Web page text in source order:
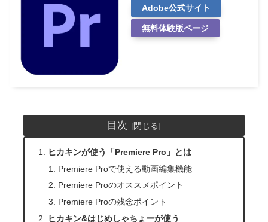
Adobe公式サイト
無料体験版ページ
目次
ヒカキンが使う「Premiere Pro」とは
Premiere Proで使える動画編集機能
Premiere Proのオススメポイント
Premiere Proの残念ポイント
ヒカキン&はじめしゃちょーが使う